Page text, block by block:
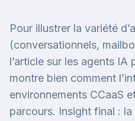
Pour illustrer la variété
(conversationnels,
l’article sur les agents IA
montre bien comment
environnements CCaaS
parcours. Insight final :